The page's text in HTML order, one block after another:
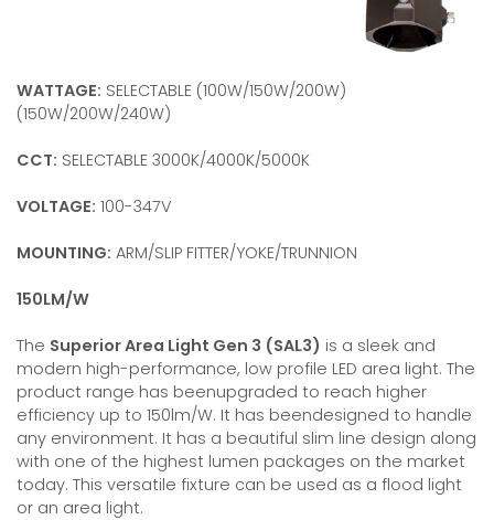
WATTAGE: SELECTABLE (100W/150W/200W)
(150W/200W/240W)
CCT: SELECTABLE 3000K/4000K/5000K
VOLTAGE: 100-347V
MOUNTING: ARM/SLIP FITTER/YOKE/TRUNNION
150LM/W
The Superior Area Light Gen 3 (SAL3) is a sleek and
modern high-performance, low profile LED area light. The
product range has beenupgraded to reach higher
efficiency up to 150lm/W. It has beendesigned to handle
any environment. It has a beautiful slim line design along
with one of the highest lumen packages on the market
today. This versatile fixture can be used as a flood light
or an area light.